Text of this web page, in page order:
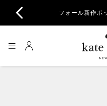
フォール新作ポ